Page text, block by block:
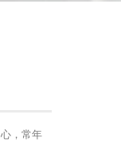
，常年